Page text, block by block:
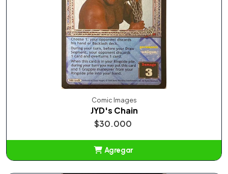
Comic Images
JYD's Chain
$30.000
Agregar